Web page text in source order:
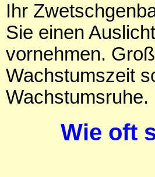
Ihr
Sie einen
vornehmen.
Wachstumszeit
Wachstumsruhe.
Wie oft